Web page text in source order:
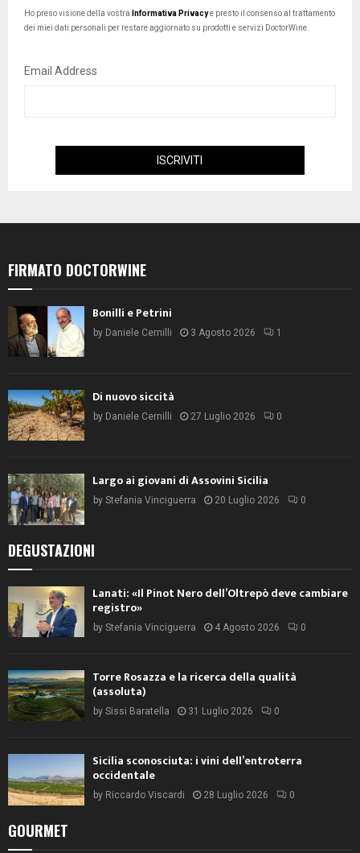
Ho preso visione della vostra Informativa Privacye presto il consenso al trattamento
dei miei dati personali per restare aggiornato su prodotti e servizi DoctorWine.
Email Address
FIRMATO DOCTORWINE
Bonilli e Petrini
by Daniele Cernilli 3 Agosto 2026 1
Di nuovo siccità
by Daniele Cernilli 27 Luglio 2026 0
Largo ai giovani di Assovini Sicilia
by Stefania Vinciguerra 20 Luglio 2026 0
DEGUSTAZIONI
Lanati: «Il Pinot Nero dell’Oltrepò deve cambiare
registro»
by Stefania Vinciguerra 4 Agosto 2026 0
Torre Rosazza e la ricerca della qualità
(assoluta)
by Sissi Baratella 31 Luglio 2026 0
Sicilia sconosciuta: i vini dell’entroterra
occidentale
by Riccardo Viscardi 28 Luglio 2026 0
GOURMET